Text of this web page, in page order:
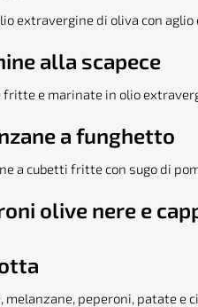
extravergine di oliva con aglio
alla scapece
fritte e marinate in olio
a funghetto
a cubetti fritte con sugo di
olive nere e
melanzane, peperoni, patate e